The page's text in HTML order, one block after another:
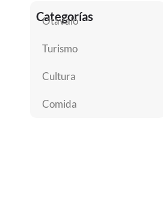
Categorías
Otavalo
Turismo
Cultura
Comida